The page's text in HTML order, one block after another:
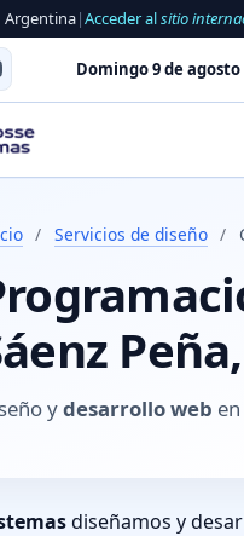
Argentina|Acceder alsitio
Domingo 9 de agosto
/ Servicios de diseño /
ydesarrollo web
diseñamos y